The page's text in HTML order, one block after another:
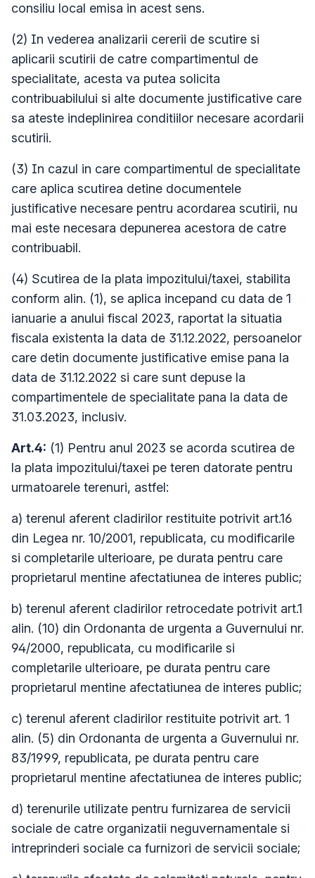
consiliu local emisa in acest sens.
(2) In vederea analizarii cererii de scutire si
aplicarii scutirii de catre compartimentul de
specialitate, acesta va putea solicita
contribuabilului si alte documente justificative care
sa ateste indeplinirea conditiilor necesare acordarii
scutirii.
(3) In cazul in care compartimentul de specialitate
care aplica scutirea detine documentele
justificative necesare pentru acordarea scutirii, nu
mai este necesara depunerea acestora de catre
contribuabil.
(4) Scutirea de la plata impozitului/taxei, stabilita
conform alin. (1), se aplica incepand cu data de 1
ianuarie a anului fiscal 2023, raportat la situatia
fiscala existenta la data de 31.12.2022, persoanelor
care detin documente justificative emise pana la
data de 31.12.2022 si care sunt depuse la
compartimentele de specialitate pana la data de
31.03.2023, inclusiv.
Art.4: (1) Pentru anul 2023 se acorda scutirea de
la plata impozitului/taxei pe teren datorate pentru
urmatoarele terenuri, astfel:
a) terenul aferent cladirilor restituite potrivit art.16
din Legea nr. 10/2001, republicata, cu modificarile
si completarile ulterioare, pe durata pentru care
proprietarul mentine afectatiunea de interes public;
b) terenul aferent cladirilor retrocedate potrivit art.1
alin. (10) din Ordonanta de urgenta a Guvernului nr.
94/2000, republicata, cu modificarile si
completarile ulterioare, pe durata pentru care
proprietarul mentine afectatiunea de interes public;
c) terenul aferent cladirilor restituite potrivit art. 1
alin. (5) din Ordonanta de urgenta a Guvernului nr.
83/1999, republicata, pe durata pentru care
proprietarul mentine afectatiunea de interes public;
d) terenurile utilizate pentru furnizarea de servicii
sociale de catre organizatii neguvernamentale si
intreprinderi sociale ca furnizori de servicii sociale;